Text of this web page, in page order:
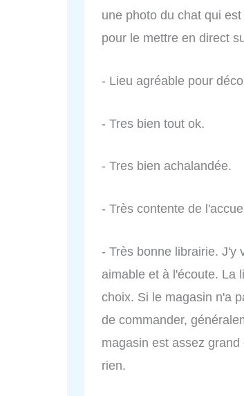
une photo du chat qui
pour le mettre en direct
- Lieu agréable pour
- Tres bien tout ok.
- Tres bien achalandée.
- Très contente de
- Très bonne librairie. J'y
aimable et à l'écoute. La
choix. Si le magasin n'a
de commander,
magasin est assez
rien.